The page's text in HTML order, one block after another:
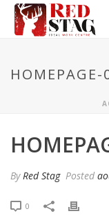
HOMEPAGE-
ByRed Stag Posted
0